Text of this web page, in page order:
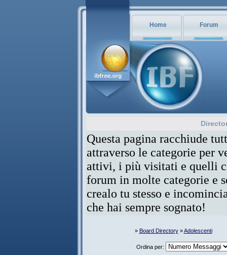
Home Forum
Questa pagina racchiude
attraverso le categorie per
attivi, i più visitati e quelli
forum in molte categorie e
crealo tu stesso e
che hai sempre sognato!
» Board Directory»Adolescenti
Ordina per: